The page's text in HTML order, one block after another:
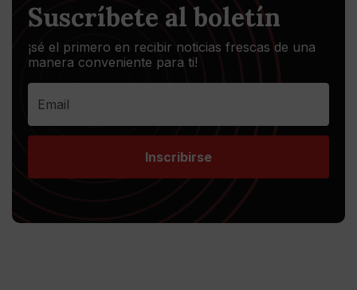
Suscríbete al boletín
¡sé el primero en recibir noticias frescas de una
manera conveniente para ti!
Inscribirse